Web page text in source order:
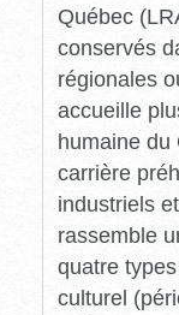
Québec
conservés
régionales
accueille
humaine du
carrière
industriels
rassemble
quatre
culturel